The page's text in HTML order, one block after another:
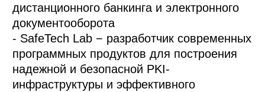
дистанционного банкинга и электронного
документооборота
- SafeTech Lab − разработчик современных
программных продуктов для построения
надежной и безопасной PKI-
инфраструктуры и эффективного